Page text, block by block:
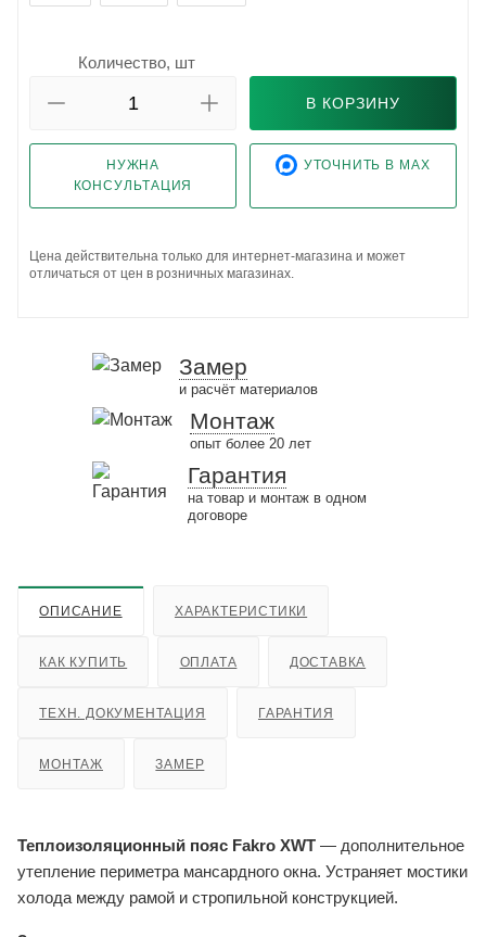
Количество, шт
В КОРЗИНУ
НУЖНА
КОНСУЛЬТАЦИЯ
УТОЧНИТЬ В MAX
Цена действительна только для интернет-магазина и может
отличаться от цен в розничных магазинах.
Замер
и расчёт материалов
Монтаж
опыт более 20 лет
Гарантия
на товар и монтаж в одном
договоре
ОПИСАНИЕ ХАРАКТЕРИСТИКИ
КАК КУПИТЬ ОПЛАТА ДОСТАВКА
ТЕХН. ДОКУМЕНТАЦИЯ ГАРАНТИЯ
МОНТАЖ ЗАМЕР
Теплоизоляционный пояс Fakro XWT — дополнительное
утепление периметра мансардного окна. Устраняет мостики
холода между рамой и стропильной конструкцией.